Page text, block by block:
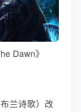
Dawn》
兰诗歌）改